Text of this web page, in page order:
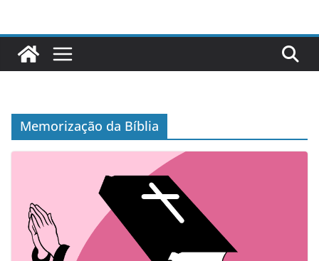
conteúdo
Memorização da Bíblia